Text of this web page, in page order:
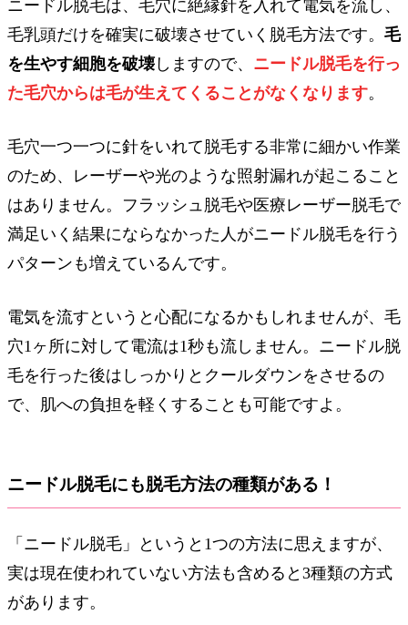
ニードル脱毛は、毛穴に絶縁針を入れて電気を流し、
毛乳頭だけを確実に破壊させていく脱毛方法です。 毛
を生やす細胞を破壊 しますので、 ニードル脱毛を行っ
た毛穴からは毛が生えてくることがなくなります。
毛穴一つ一つに針をいれて脱毛する非常に細かい作業
のため、レーザーや光のような照射漏れが起こること
はありません。フラッシュ脱毛や医療レーザー脱毛で
満足いく結果にならなかった人がニードル脱毛を行う
パターンも増えているんです。
電気を流すというと心配になるかもしれませんが、毛
穴1ヶ所に対して電流は1秒も流しません。ニードル脱
毛を行った後はしっかりとクールダウンをさせるの
で、肌への負担を軽くすることも可能ですよ。
ニードル脱毛にも脱毛方法の種類がある！
「ニードル脱毛」というと1つの方法に思えますが、
実は現在使われていない方法も含めると3種類の方式
があります。